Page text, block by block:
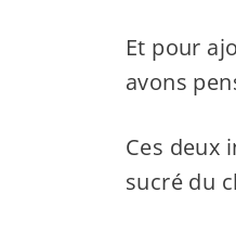
Et pour
avons
Ces deux
sucré du